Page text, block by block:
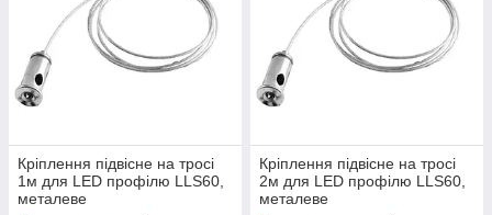
Кріплення підвісне на тросі
1м для LED профілю LLS60,
металеве
Кріплення підвісне на тросі
2м для LED профілю LLS60,
металеве